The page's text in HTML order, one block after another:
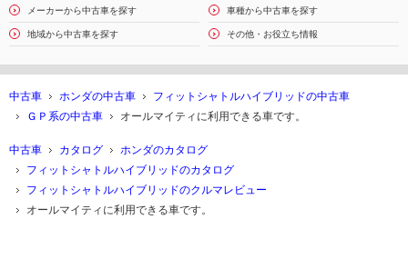
メーカーから中古車を探す 車種から中古車を探す
地域から中古車を探す その他・お役立ち情報
中古車 ホンダの中古車
フィットシャトルハイブリッドの中古車
ＧＰ系の中古車
オールマイティに利用できる車です。
中古車 カタログ
ホンダのカタログ
フィットシャトルハイブリッドのカタログ
フィットシャトルハイブリッドのクルマレビュー
オールマイティに利用できる車です。